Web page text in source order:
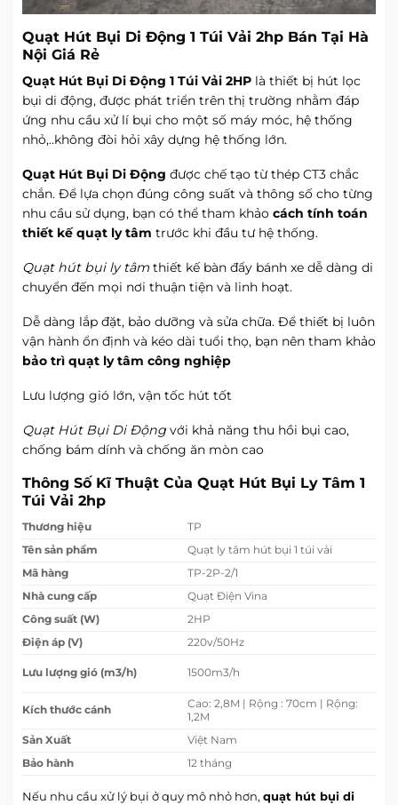
Quạt Hút Bụi Di Động 1 Túi Vải 2hp Bán Tại Hà
Nội Giá Rẻ
Quạt Hút Bụi Di Động 1 Túi Vải 2HP là thiết bị hút lọc
bụi di động, được phát triển trên thị trường nhằm đáp
ứng nhu cầu xử lí bụi cho một số máy móc, hệ thống
nhỏ,..không đòi hỏi xây dựng hệ thống lớn.
Quạt Hút Bụi Di Động được chế tạo từ thép CT3 chắc
chắn. Để lựa chọn đúng công suất và thông số cho từng
nhu cầu sử dụng, bạn có thể tham khảo cách tính toán
thiết kế quạt ly tâm trước khi đầu tư hệ thống.
Quạt hút bụi ly tâm thiết kế bàn đẩy bánh xe dễ dàng di
chuyển đến mọi nơi thuận tiện và linh hoạt.
Dễ dàng lắp đặt, bảo dưỡng và sửa chữa. Để thiết bị luôn
vận hành ổn định và kéo dài tuổi thọ, bạn nên tham khảo
bảo trì quạt ly tâm công nghiệp
Lưu lượng gió lớn, vận tốc hút tốt
Quạt Hút Bụi Di Độngvới khả năng thu hồi bụi cao,
chống bám dính và chống ăn mòn cao
Thông Số Kĩ Thuật Của Quạt Hút Bụi Ly Tâm 1
Túi Vải 2hp
Thương hiệu
TP
Tên sản phẩm
Quạt ly tâm hút bụi 1 túi vải
Mã hàng
TP-2P-2/1
Nhà cung cấp
Quạt Điện Vina
Công suất (W)
2HP
Điện áp (V)
220v/50Hz
Lưu lượng gió (m3/h) 1500m3/h
Kích thước cánh
Cao: 2,8M | Rộng : 70cm | Rộng:
1,2M
Sản Xuất
Việt Nam
Bảo hành
12 tháng
Nếu nhu cầu xử lý bụi ở quy mô nhỏ hơn, quạt hút bụi di